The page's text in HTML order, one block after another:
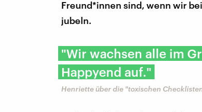
Freund*innen sind, wenn wir
jubeln.
"Wir wachsen alle im
Happyend auf."
Henriette über die "toxischen